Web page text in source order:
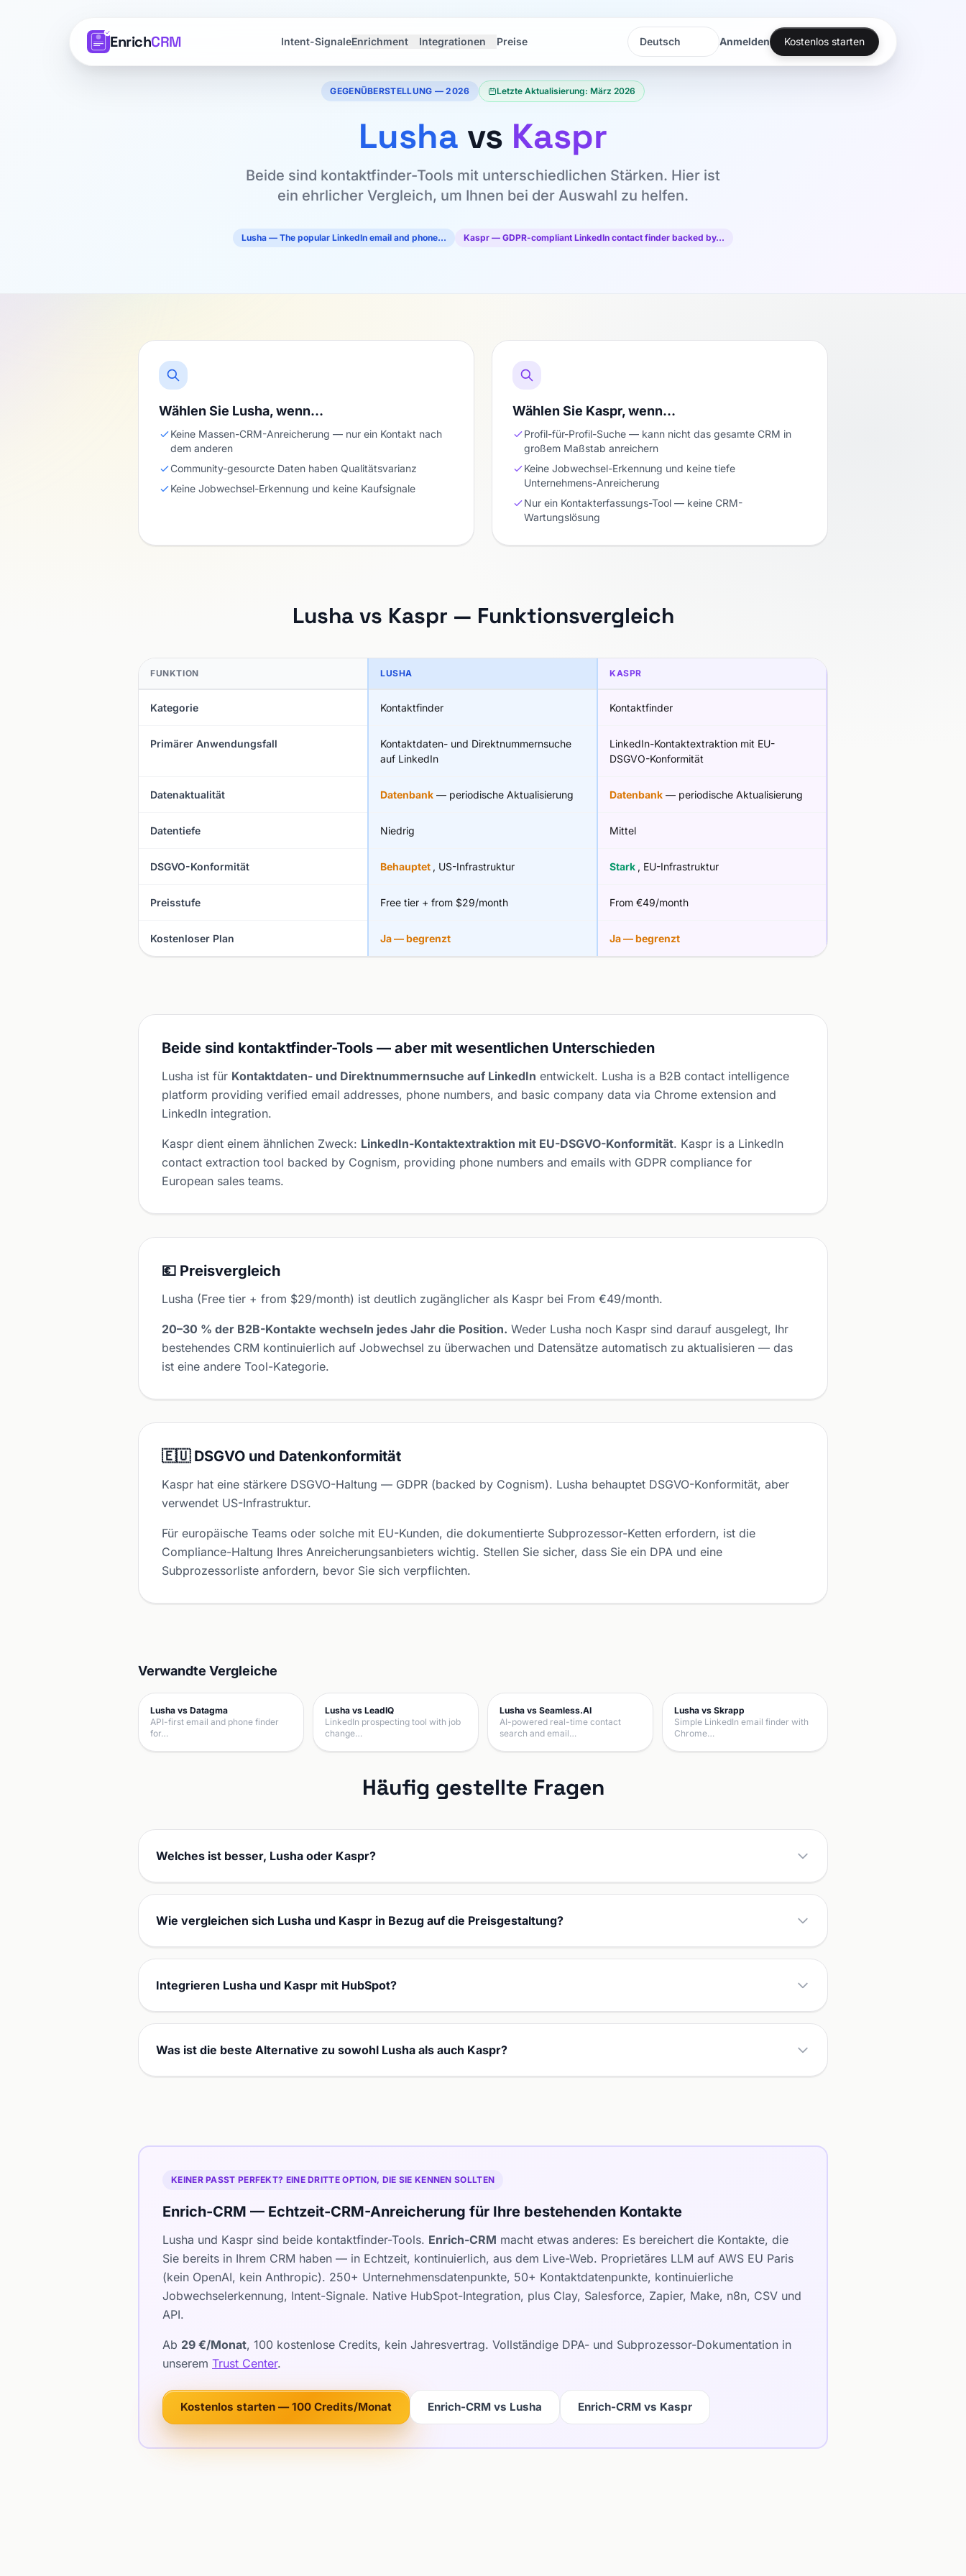
EnrichCRM Intent-SignaleEnrichment Integrationen Preise
Sprache
Sprache
Anmelden Kostenlos starten
GEGENÜBERSTELLUNG — 2026 Letzte Aktualisierung: März 2026
Lusha vs Kaspr
Beide sind kontaktfinder-Tools mit unterschiedlichen Stärken. Hier ist
ein ehrlicher Vergleich, um Ihnen bei der Auswahl zu helfen.
Lusha — The popular LinkedIn email and phone… Kaspr — GDPR-compliant LinkedIn contact finder backed by…
Wählen Sie Lusha, wenn…
Keine Massen-CRM-Anreicherung — nur ein Kontakt nach
dem anderen
Community-gesourcte Daten haben Qualitätsvarianz
Keine Jobwechsel-Erkennung und keine Kaufsignale
Wählen Sie Kaspr, wenn…
Profil-für-Profil-Suche — kann nicht das gesamte CRM in
großem Maßstab anreichern
Keine Jobwechsel-Erkennung und keine tiefe
Unternehmens-Anreicherung
Nur ein Kontakterfassungs-Tool — keine CRM-
Wartungslösung
Lusha vs Kaspr — Funktionsvergleich
FUNKTION LUSHA KASPR
Kategorie Kontaktfinder Kontaktfinder
Primärer Anwendungsfall
Kontaktdaten- und Direktnummernsuche
auf LinkedIn
LinkedIn-Kontaktextraktion mit EU-
DSGVO-Konformität
Datenaktualität Datenbank — periodische Aktualisierung Datenbank — periodische Aktualisierung
Datentiefe Niedrig Mittel
DSGVO-Konformität Behauptet , US-Infrastruktur Stark , EU-Infrastruktur
Preisstufe Free tier + from $29/month From €49/month
Kostenloser Plan Ja — begrenzt Ja — begrenzt
Beide sind kontaktfinder-Tools — aber mit wesentlichen Unterschieden
Lusha ist für Kontaktdaten- und Direktnummernsuche auf LinkedIn entwickelt. Lusha is a B2B contact intelligence
platform providing verified email addresses, phone numbers, and basic company data via Chrome extension and
LinkedIn integration.
Kaspr dient einem ähnlichen Zweck: LinkedIn-Kontaktextraktion mit EU-DSGVO-Konformität. Kaspr is a LinkedIn
contact extraction tool backed by Cognism, providing phone numbers and emails with GDPR compliance for
European sales teams.
💶 Preisvergleich
Lusha (Free tier + from $29/month) ist deutlich zugänglicher als Kaspr bei From €49/month.
20–30 % der B2B-Kontakte wechseln jedes Jahr die Position. Weder Lusha noch Kaspr sind darauf ausgelegt, Ihr
bestehendes CRM kontinuierlich auf Jobwechsel zu überwachen und Datensätze automatisch zu aktualisieren — das
ist eine andere Tool-Kategorie.
🇪🇺 DSGVO und Datenkonformität
Kaspr hat eine stärkere DSGVO-Haltung — GDPR (backed by Cognism). Lusha behauptet DSGVO-Konformität, aber
verwendet US-Infrastruktur.
Für europäische Teams oder solche mit EU-Kunden, die dokumentierte Subprozessor-Ketten erfordern, ist die
Compliance-Haltung Ihres Anreicherungsanbieters wichtig. Stellen Sie sicher, dass Sie ein DPA und eine
Subprozessorliste anfordern, bevor Sie sich verpflichten.
Verwandte Vergleiche
Lusha vs Datagma
API-first email and phone finder
for…
Lusha vs LeadIQ
LinkedIn prospecting tool with job
change…
Lusha vs Seamless.AI
AI-powered real-time contact
search and email…
Lusha vs Skrapp
Simple LinkedIn email finder with
Chrome…
Häufig gestellte Fragen
Welches ist besser, Lusha oder Kaspr?
Wie vergleichen sich Lusha und Kaspr in Bezug auf die Preisgestaltung?
Integrieren Lusha und Kaspr mit HubSpot?
Was ist die beste Alternative zu sowohl Lusha als auch Kaspr?
KEINER PASST PERFEKT? EINE DRITTE OPTION, DIE SIE KENNEN SOLLTEN
Enrich-CRM — Echtzeit-CRM-Anreicherung für Ihre bestehenden Kontakte
Lusha und Kaspr sind beide kontaktfinder-Tools. Enrich-CRM macht etwas anderes: Es bereichert die Kontakte, die
Sie bereits in Ihrem CRM haben — in Echtzeit, kontinuierlich, aus dem Live-Web. Proprietäres LLM auf AWS EU Paris
(kein OpenAI, kein Anthropic). 250+ Unternehmensdatenpunkte, 50+ Kontaktdatenpunkte, kontinuierliche
Jobwechselerkennung, Intent-Signale. Native HubSpot-Integration, plus Clay, Salesforce, Zapier, Make, n8n, CSV und
API.
Ab 29 €/Monat, 100 kostenlose Credits, kein Jahresvertrag. Vollständige DPA- und Subprozessor-Dokumentation in
unserem Trust Center.
Kostenlos starten — 100 Credits/Monat Enrich-CRM vs Lusha Enrich-CRM vs Kaspr